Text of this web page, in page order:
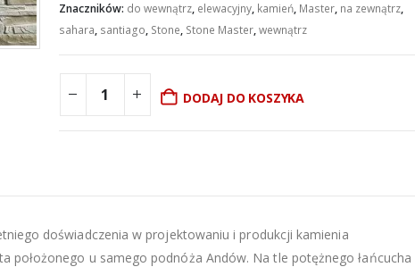
Znaczników: do wewnątrz, elewacyjny, kamień, Master, na zewnątrz,
sahara, santiago, Stone, Stone Master,wewnątrz
DODAJ DO KOSZYKA
doświadczenia w projektowaniu i produkcji kamienia
u samego podnóża Andów. Na tle potężnego łańcucha